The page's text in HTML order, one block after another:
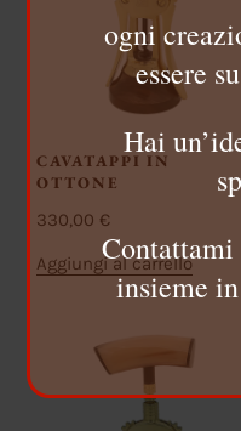
CAVATAPPI IN
OTTONE
330,00 €
Aggiungi al carrello
ogni
essere
Hai
insieme